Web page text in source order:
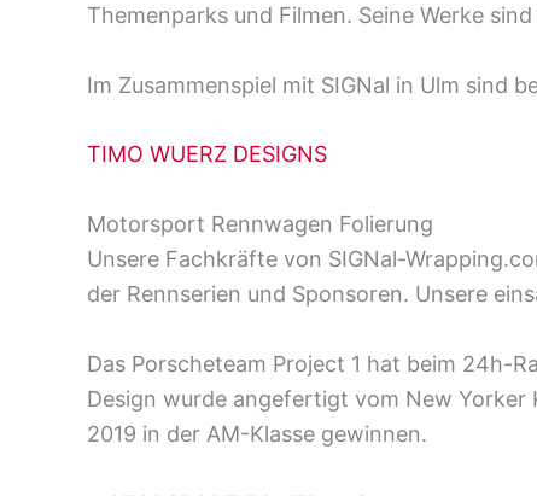
Themenparks und Filmen. Seine Werke
Im Zusammenspiel mit SIGNal in Ulm sind
TIMO WUERZ DESIGNS
Motorsport Rennwagen Folierung
Unsere Fachkräfte von SIGNal-
der Rennserien und Sponsoren. Unsere
Das Porscheteam Project 1 hat beim 24h-
Design wurde angefertigt vom New Yorker
2019 in der AM-Klasse gewinnen.